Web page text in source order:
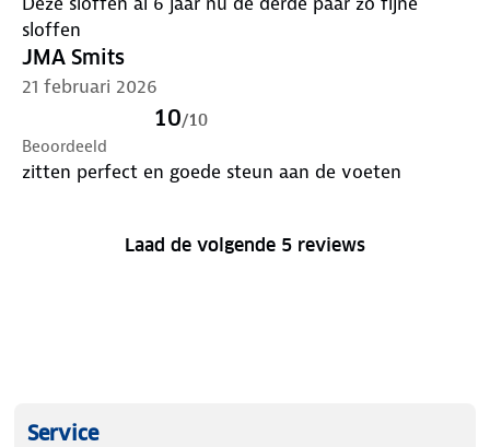
sloffen
JMA Smits
21 februari 2026
10/10
Beoordeeld
zitten perfect en goede steun aan de voeten
Laad de volgende 5 reviews
Service